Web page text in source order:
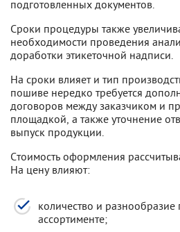
подготовленных документов.
Сроки процедуры также
необходимости проведения
доработки этикеточной надписи.
На сроки влияет и тип
пошиве нередко требуется
договоров между заказчиком и
площадкой, а также уточнение
выпуск продукции.
Стоимость оформления
На цену влияют:
количество и
ассортименте;